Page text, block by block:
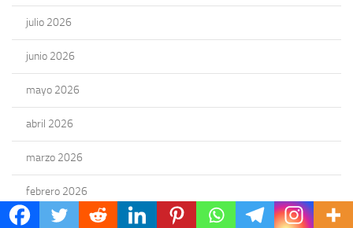
julio 2026
junio 2026
mayo 2026
abril 2026
marzo 2026
febrero 2026